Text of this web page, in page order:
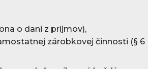
o dani z príjmov),
zárobkovej činnosti (§ 6